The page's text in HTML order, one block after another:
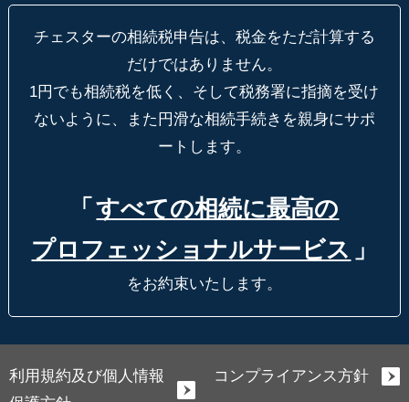
チェスターの相続税申告は、税金をただ計算する
だけではありません。
1円でも相続税を低く、そして税務署に指摘を受け
ないように、
また円滑な相続手続きを親身にサポ
ートします。
「 すべての相続に最高の
プロフェッショナルサービス 」
をお約束いたします。
利用規約及び個人情報
コンプライアンス方針